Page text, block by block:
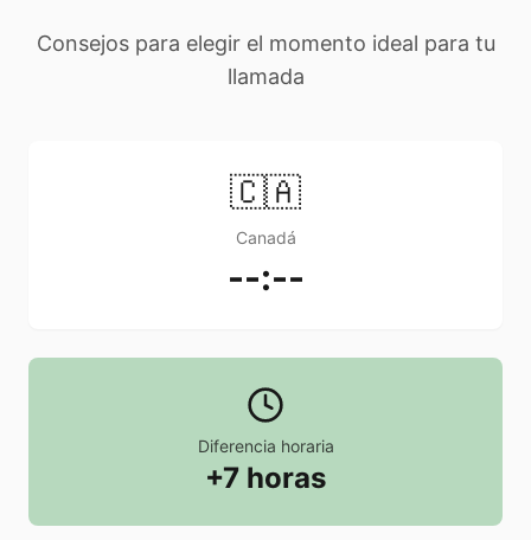
Consejos para elegir el momento ideal para tu
llamada
🇨🇦
Canadá
--:--
Diferencia horaria
+7 horas